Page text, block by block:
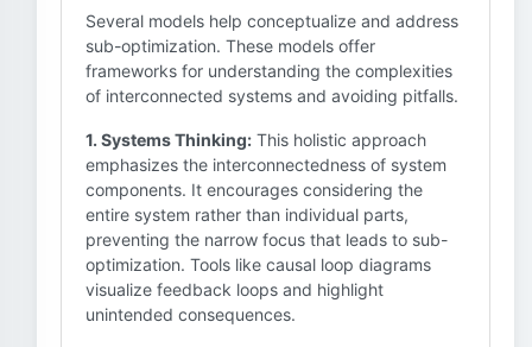
Several models help conceptualize and address
sub-optimization. These models offer
frameworks for understanding the complexities
of interconnected systems and avoiding pitfalls.
1. Systems Thinking: This holistic approach
emphasizes the interconnectedness of system
components. It encourages considering the
entire system rather than individual parts,
preventing the narrow focus that leads to sub-
optimization. Tools like causal loop diagrams
visualize feedback loops and highlight
unintended consequences.